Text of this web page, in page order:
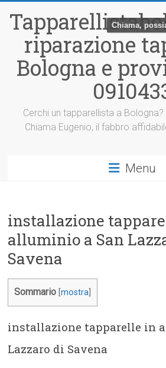
contenutoriparazione
Bologna e
Cerchi un tapparellista a
Chiama Eugenio, il fabbro
Menu
installazione
alluminio a San
Savena
Sommario [mostra
installazione tapparelle in
Lazzaro di Savena
Chiama,